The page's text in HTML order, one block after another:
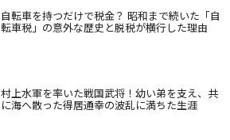
自転車を持つだけで税金？ 昭和まで続いた「自
転車税」の意外な歴史と脱税が横行した理由
村上水軍を率いた戦国武将！幼い弟を支え、共
に海へ散った得居通幸の波乱に満ちた生涯